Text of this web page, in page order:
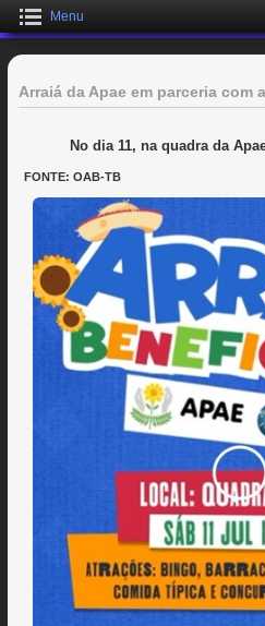
Menu
Arraiá da Apae em parceria com
No dia 11, na quadra da
FONTE: OAB-TB